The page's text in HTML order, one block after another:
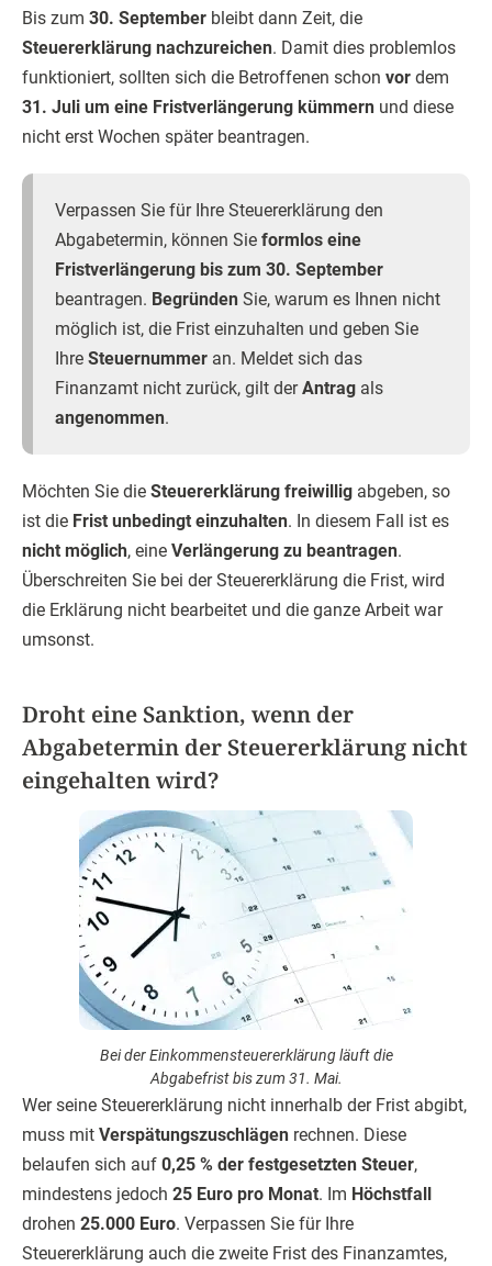
Bis zum 30. September bleibt dann Zeit, die
Steuererklärung nachzureichen. Damit dies problemlos
funktioniert, sollten sich die Betroffenen schon vor dem
31. Juli um eine Fristverlängerung kümmern und diese
nicht erst Wochen später beantragen.
Verpassen Sie für Ihre Steuererklärung den
Abgabetermin, können Sie formlos eine
Fristverlängerung bis zum 30. September
beantragen. Begründen Sie, warum es Ihnen nicht
möglich ist, die Frist einzuhalten und geben Sie
Ihre Steuernummer an. Meldet sich das
Finanzamt nicht zurück, gilt derAntrag als
angenommen.
Möchten Sie die Steuererklärung freiwillig abgeben, so
ist die Frist unbedingt einzuhalten. In diesem Fall ist es
nicht möglich, eine Verlängerung zu beantragen.
Überschreiten Sie bei der Steuererklärung die Frist, wird
die Erklärung nicht bearbeitet und die ganze Arbeit war
umsonst.
Droht eine Sanktion, wenn der
Abgabetermin der Steuererklärung nicht
eingehalten wird?
Bei der Einkommensteuererklärung läuft die
Abgabefrist bis zum 31. Mai.
Wer seine Steuererklärung nicht innerhalb der Frist abgibt,
muss mit Verspätungszuschlägen rechnen. Diese
belaufen sich auf 0,25 % der festgesetzten Steuer,
mindestens jedoch 25 Euro pro Monat. Im Höchstfall
drohen 25.000 Euro. Verpassen Sie für Ihre
Steuererklärung auch die zweite Frist des Finanzamtes,